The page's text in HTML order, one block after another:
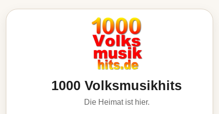
1000 Volksmusikhits
Die Heimat ist hier.